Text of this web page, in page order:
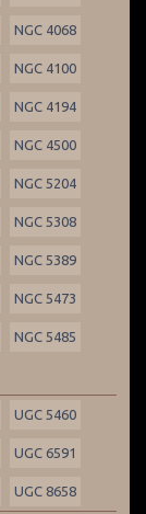
NGC 4068
NGC 4100
NGC 4194
NGC 4500
NGC 5204
NGC 5308
NGC 5389
NGC 5473
NGC 5485
UGC 5460
UGC 6591
UGC 8658